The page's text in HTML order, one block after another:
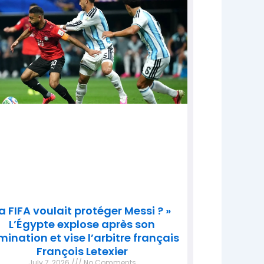
FIFA voulait protéger Messi ? »
L’Égypte explose après son
et vise l’arbitre français
François Letexier